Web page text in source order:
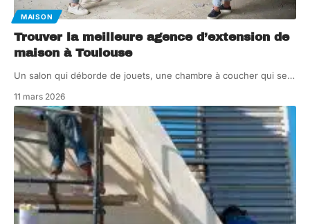
MAISON
Trouver la meilleure agence d’extension de
maison à Toulouse
Un salon qui déborde de jouets, une chambre à coucher qui se…
11 mars 2026